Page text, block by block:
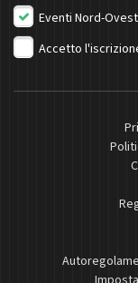
Eventi Nord-Ovest
Accetto